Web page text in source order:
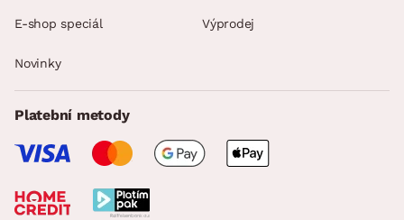
E-shop speciál Výprodej
Novinky
Platební metody